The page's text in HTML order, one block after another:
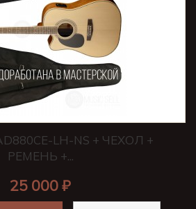
LH-NS + ЧЕХОЛ +
РЕМЕНЬ +...
25 000 ₽